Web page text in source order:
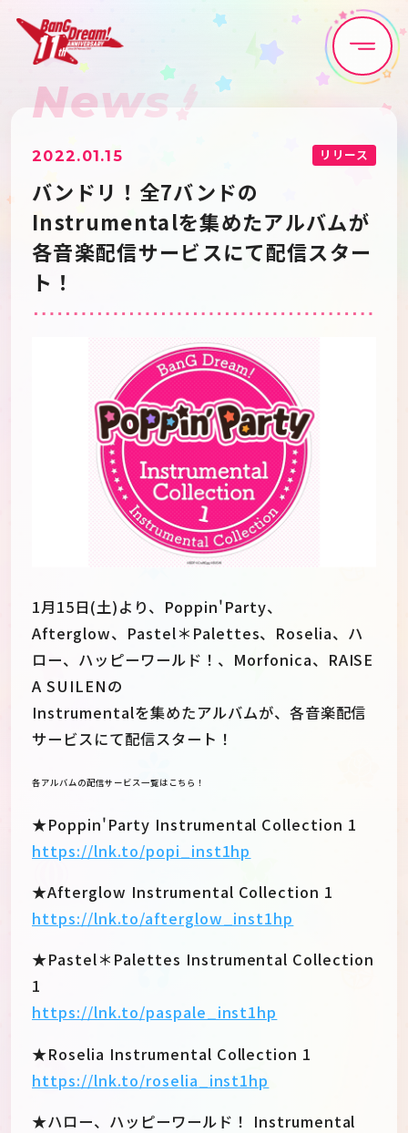
Home News
Live•Event Discography
Artist Anime
Game
About
Goods
EN
News
2022.01.15 リリース
バンドリ！全7バンドの
Instrumentalを集めたアルバムが
各音楽配信サービスにて配信スター
ト！
1月15日(土)より、Poppin'Party、
Afterglow、Pastel＊Palettes、Roselia、ハ
ロー、ハッピーワールド！、Morfonica、RAISE
A SUILENの
Instrumentalを集めたアルバムが、各音楽配信
サービスにて配信スタート！
各アルバムの配信サービス一覧はこちら！
★Poppin'Party Instrumental Collection 1
https://lnk.to/popi_inst1hp
★Afterglow Instrumental Collection 1
https://lnk.to/afterglow_inst1hp
★Pastel＊Palettes Instrumental Collection
1
https://lnk.to/paspale_inst1hp
★Roselia Instrumental Collection 1
https://lnk.to/roselia_inst1hp
★ハロー、ハッピーワールド！ Instrumental